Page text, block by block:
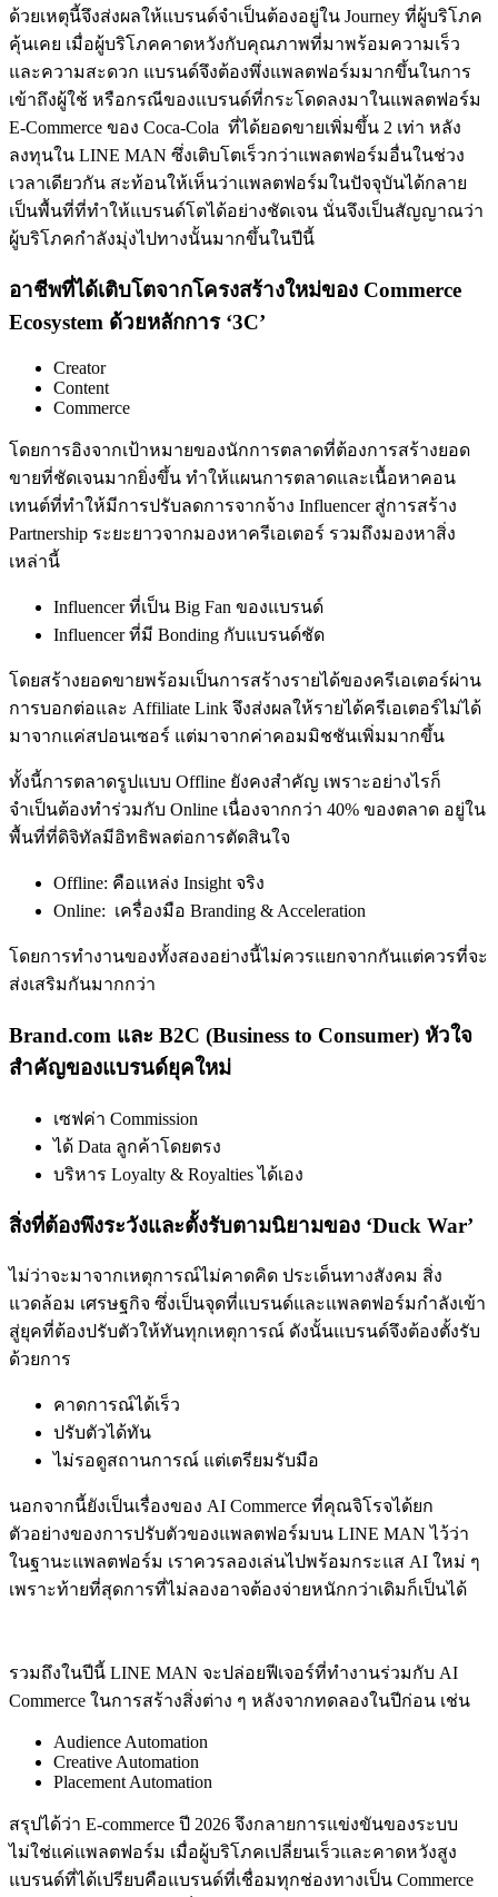
ด้วยเหตุนี้จึงส่งผลให้แบรนด์จำเป็นต้องอยู่ใน Journey ที่ผู้บริโภค
คุ้นเคย เมื่อผู้บริโภคคาดหวังกับคุณภาพที่มาพร้อมความเร็ว
และความสะดวก แบรนด์จึงต้องพึ่งแพลตฟอร์มมากขึ้นในการ
เข้าถึงผู้ใช้ หรือกรณีของแบรนด์ที่กระโดดลงมาในแพลตฟอร์ม
E-Commerce ของ Coca-Cola ที่ได้ยอดขายเพิ่มขึ้น 2 เท่า หลัง
ลงทุนใน LINE MAN ซึ่งเติบโตเร็วกว่าแพลตฟอร์มอื่นในช่วง
เวลาเดียวกัน สะท้อนให้เห็นว่าแพลตฟอร์มในปัจจุบันได้กลาย
เป็นพื้นที่ที่ทำให้แบรนด์โตได้อย่างชัดเจน นั่นจึงเป็นสัญญาณว่า
ผู้บริโภคกำลังมุ่งไปทางนั้นมากขึ้นในปีนี้
อาชีพที่ได้เติบโตจากโครงสร้างใหม่ของ Commerce
Ecosystem ด้วยหลักการ ‘3C’
Creator
Content
Commerce
โดยการอิงจากเป้าหมายของนักการตลาดที่ต้องการสร้างยอด
ขายที่ชัดเจนมากยิ่งขึ้น ทำให้แผนการตลาดและเนื้อหาคอน
เทนต์ที่ทำให้มีการปรับลดการจากจ้าง Influencer สู่การสร้าง
Partnership ระยะยาวจากมองหาครีเอเตอร์ รวมถึงมองหาสิ่ง
เหล่านี้
Influencer ที่เป็น Big Fan ของแบรนด์
Influencer ที่มี Bonding กับแบรนด์ชัด
โดยสร้างยอดขายพร้อมเป็นการสร้างรายได้ของครีเอเตอร์ผ่าน
การบอกต่อและ Affiliate Link จึงส่งผลให้รายได้ครีเอเตอร์ไม่ได้
มาจากแค่สปอนเซอร์ แต่มาจากค่าคอมมิชชันเพิ่มมากขึ้น
ทั้งนี้การตลาดรูปแบบ Offline ยังคงสำคัญ เพราะอย่างไรก็
จำเป็นต้องทำร่วมกับ Online เนื่องจากกว่า 40% ของตลาด อยู่ใน
พื้นที่ที่ดิจิทัลมีอิทธิพลต่อการตัดสินใจ
Offline: คือแหล่ง Insight จริง
Online: เครื่องมือ Branding & Acceleration
โดยการทำงานของทั้งสองอย่างนี้ไม่ควรแยกจากกันแต่ควรที่จะ
ส่งเสริมกันมากกว่า
Brand.com และ B2C (Business to Consumer) หัวใจ
สำคัญของแบรนด์ยุคใหม่
เซฟค่า Commission
ได้ Data ลูกค้าโดยตรง
บริหาร Loyalty & Royalties ได้เอง
สิ่งที่ต้องพึงระวังและตั้งรับตามนิยามของ ‘Duck War’
ไม่ว่าจะมาจากเหตุการณ์ไม่คาดคิด ประเด็นทางสังคม สิ่ง
แวดล้อม เศรษฐกิจ ซึ่งเป็นจุดที่แบรนด์และแพลตฟอร์มกำลังเข้า
สู่ยุคที่ต้องปรับตัวให้ทันทุกเหตุการณ์ ดังนั้นแบรนด์จึงต้องตั้งรับ
ด้วยการ
คาดการณ์ได้เร็ว
ปรับตัวได้ทัน
ไม่รอดูสถานการณ์ แต่เตรียมรับมือ
นอกจากนี้ยังเป็นเรื่องของ AI Commerce ที่คุณจิโรจได้ยก
ตัวอย่างของการปรับตัวของแพลตฟอร์มบน LINE MAN ไว้ว่า
ในฐานะแพลตฟอร์ม เราควรลองเล่นไปพร้อมกระแส AI ใหม่ ๆ
เพราะท้ายที่สุดการที่ไม่ลองอาจต้องจ่ายหนักกว่าเดิมก็เป็นได้
รวมถึงในปีนี้ LINE MAN จะปล่อยฟีเจอร์ที่ทำงานร่วมกับ AI
Commerce ในการสร้างสิ่งต่าง ๆ หลังจากทดลองในปีก่อน เช่น
Audience Automation
Creative Automation
Placement Automation
สรุปได้ว่า E-commerce ปี 2026 จึงกลายการแข่งขันของระบบ
ไม่ใช่แค่แพลตฟอร์ม เมื่อผู้บริโภคเปลี่ยนเร็วและคาดหวังสูง
แบรนด์ที่ได้เปรียบคือแบรนด์ที่เชื่อมทุกช่องทางเป็น Commerce